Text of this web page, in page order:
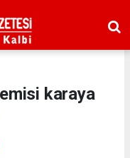
karaya